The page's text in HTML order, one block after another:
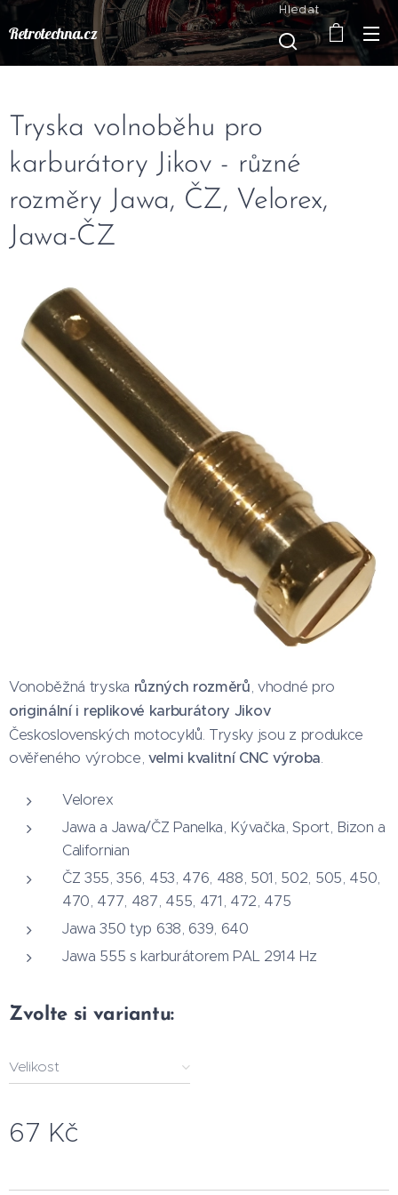
Retrotechna.cz
Hledat
Tryska volnoběhu pro
karburátory Jikov - různé
rozměry Jawa, ČZ, Velorex,
Jawa-ČZ
Vonoběžná tryska různých rozměrů, vhodné pro
originální i replikové karburátory Jikov
Československých motocyklů. Trysky jsou z produkce
ověřeného výrobce, velmi kvalitní CNC výroba.
Velorex
Jawa a Jawa/ČZ Panelka, Kývačka, Sport, Bizon a
Californian
ČZ 355, 356, 453, 476, 488, 501, 502, 505, 450,
470, 477, 487, 455, 471, 472, 475
Jawa 350 typ 638, 639, 640
Jawa 555 s karburátorem PAL 2914 Hz
Zvolte si variantu:
Velikost
67 Kč